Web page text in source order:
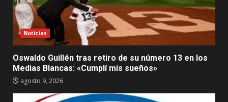
Noticias
Oswaldo Guillén tras retiro de su número 13 en los
Medias Blancas: «Cumplí mis sueños»
agosto 9, 2026